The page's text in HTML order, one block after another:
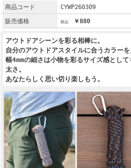
商品コード
CYWP260309
販売価格
￥880
アウトドアシーンを彩る相棒に。
自分のアウトドアスタイルに合うカラーを
幅4mmの細さは小物を彩るサイズ感とし
太さ。
あなたらしく思い切り楽しもう。